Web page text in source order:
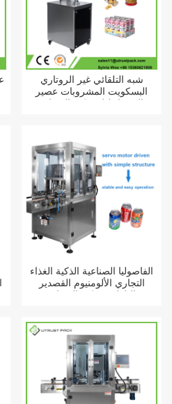
شبه التلقائي غير الروتاري
البسكويت المشروبات عصير
الفاصوليا الصناعية الذكية الغذاء
التجاري الألومنيوم القصدير